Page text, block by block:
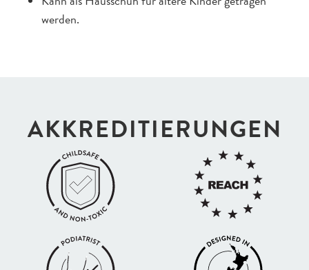
werden.
AKKREDI­TIERUNGEN